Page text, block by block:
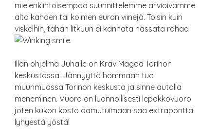
mielenkiintoisempaa suunnittelemme arvioivamme
alta kahden tai kolmen euron viinejä. Toisin kuin
viskeihin, tähän litkuun ei kannata hassata rahaa
.
Illan ohjelma Juhalle on Krav Magaa Torinon
keskustassa. Jännyyttä hommaan tuo
muunmuassa Torinon keskusta ja sinne autolla
meneminen. Vuoro on luonnollisesti lepakkovuoro
joten kukon kosto aamutuimaan saa extrapontta
lyhyestä yöstä!